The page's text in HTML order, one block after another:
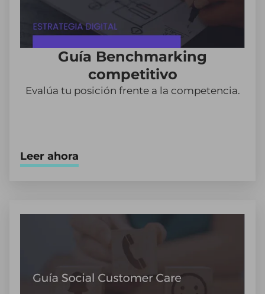
Guía Benchmarking
competitivo
Evalúa tu posición frente a la competencia.
Leer ahora